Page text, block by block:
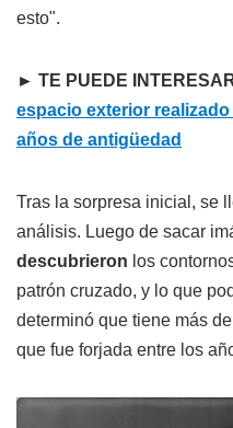
esto".
► TE PUEDE
espacio exterior
años de antigüedad
Tras la sorpresa inicial, se
análisis. Luego de sacar
descubrieron los
patrón cruzado, y lo que
determinó que tiene más
que fue forjada entre los